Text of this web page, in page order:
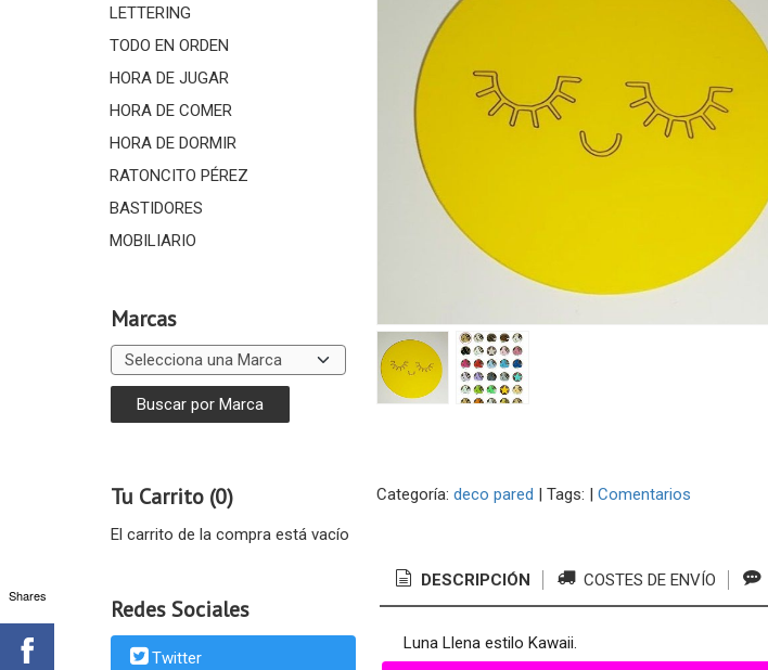
LETTERING
TODO EN ORDEN
HORA DE JUGAR
HORA DE COMER
HORA DE DORMIR
RATONCITO PÉREZ
BASTIDORES
MOBILIARIO
Marcas
Tu Carrito (0)
El carrito de la compra está vacío
Redes Sociales
Twitter
Categoría: deco pared | Tags: | Comentarios
DESCRIPCIÓN COSTES DE ENVÍO
Luna Llena estilo Kawaii.
Shares